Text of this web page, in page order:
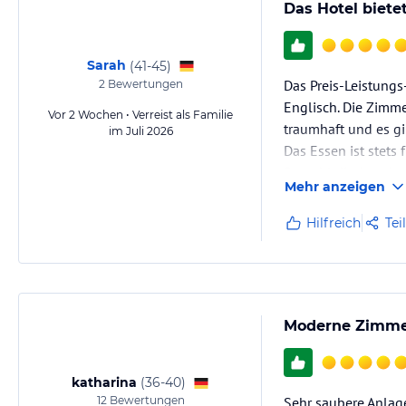
Sarah (41-45)
2Bewertungen
Vor 2 Wochen • Verreist als Familie
im Juli 2026
Das Hotel
Das Preis-
Englisch. Die
traumhaft und es
Das Essen ist
Mehr anzeigen
Hilfreich
katharina (36-40)
12Bewertungen
Moderne
Sehr saubere